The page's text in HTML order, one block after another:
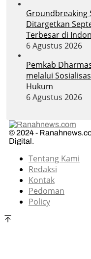
Groundbreaking
Ditargetkan
Terbesar di
6 Agustus 2026
Pemkab
melalui
Hukum
6 Agustus 2026
© 2024 -
Digital.
Tentang Kami
Redaksi
Kontak
Pedoman
Policy